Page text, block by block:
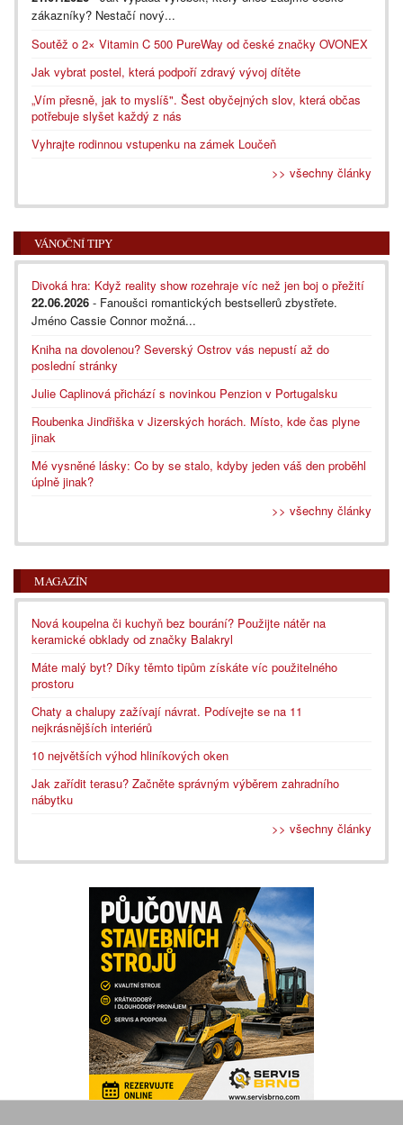
zákazníky? Nestačí nový...
Soutěž o 2× Vitamin C 500 PureWay od české značky OVONEX
Jak vybrat postel, která podpoří zdravý vývoj dítěte
„Vím přesně, jak to myslíš". Šest obyčejných slov, která občas
potřebuje slyšet každý z nás
Vyhrajte rodinnou vstupenku na zámek Loučeň
>> všechny články
VÁNOČNÍ TIPY
Divoká hra: Když reality show rozehraje víc než jen boj o přežití
22.06.2026 - Fanoušci romantických bestsellerů zbystřete.
Jméno Cassie Connor možná...
Kniha na dovolenou? Severský Ostrov vás nepustí až do
poslední stránky
Julie Caplinová přichází s novinkou Penzion v Portugalsku
Roubenka Jindřiška v Jizerských horách. Místo, kde čas plyne
jinak
Mé vysněné lásky: Co by se stalo, kdyby jeden váš den proběhl
úplně jinak?
>> všechny články
MAGAZÍN
Nová koupelna či kuchyň bez bourání? Použijte nátěr na
keramické obklady od značky Balakryl
Máte malý byt? Díky těmto tipům získáte víc použitelného
prostoru
Chaty a chalupy zažívají návrat. Podívejte se na 11
nejkrásnějších interiérů
10 největších výhod hliníkových oken
Jak zařídit terasu? Začněte správným výběrem zahradního
nábytku
>> všechny články